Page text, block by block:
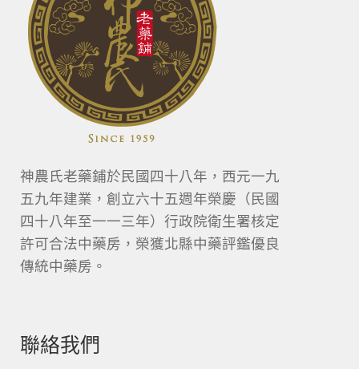
神農氏老藥鋪於民國四十八年，西元一九
五九年建業，創立六十五週年榮慶（民國
四十八年至一一三年）行政院衛生署核定
許可合法中藥房，榮獲北縣中藥評鑑優良
傳統中藥房。
聯絡我們